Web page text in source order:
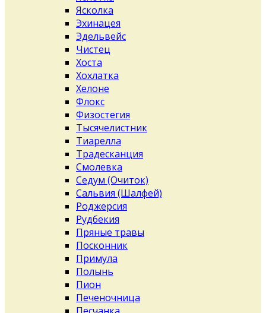
Ясколка
Эхинацея
Эдельвейс
Чистец
Хоста
Хохлатка
Хелоне
Флокс
Физостегия
Тысячелистник
Тиарелла
Традесканция
Смолевка
Седум (Очиток)
Сальвия (Шалфей)
Роджерсия
Рудбекия
Пряные травы
Посконник
Примула
Полынь
Пион
Печеночница